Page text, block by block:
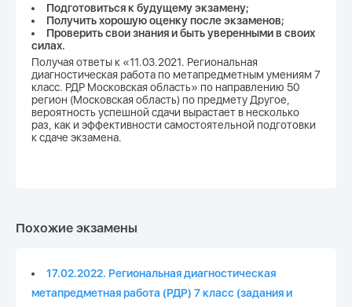
Подготовиться к будущему экзамену;
Получить хорошую оценку после экзаменов;
Проверить свои знания и быть уверенными в своих
силах.
Получая ответы к «11.03.2021. Региональная
диагностическая работа по метапредметным умениям 7
класс. РДР Московская область» по направлению 50
регион (Московская область) по предмету Другое,
вероятность успешной сдачи вырастает в несколько
раз, как и эффективности самостоятельной подготовки
к сдаче экзамена.
Похожие экзамены
17.02.2022. Региональная диагностическая
метапредметная работа (РДР) 7 класс (задания и